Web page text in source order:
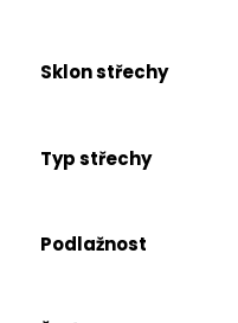
Sklon střechy
Typ střechy
Podlažnost